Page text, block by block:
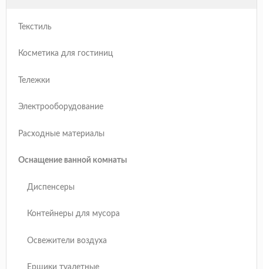
Текстиль
Косметика для гостиниц
Тележки
Электрооборудование
Расходные материалы
Оснащение ванной комнаты
Диспенсеры
Контейнеры для мусора
Освежители воздуха